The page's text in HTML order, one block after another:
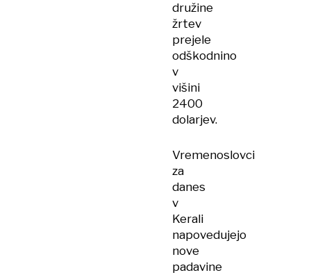
družine
žrtev
prejele
odškodnino
v
višini
2400
dolarjev.
Vremenoslovci
za
danes
v
Kerali
napovedujejo
nove
padavine